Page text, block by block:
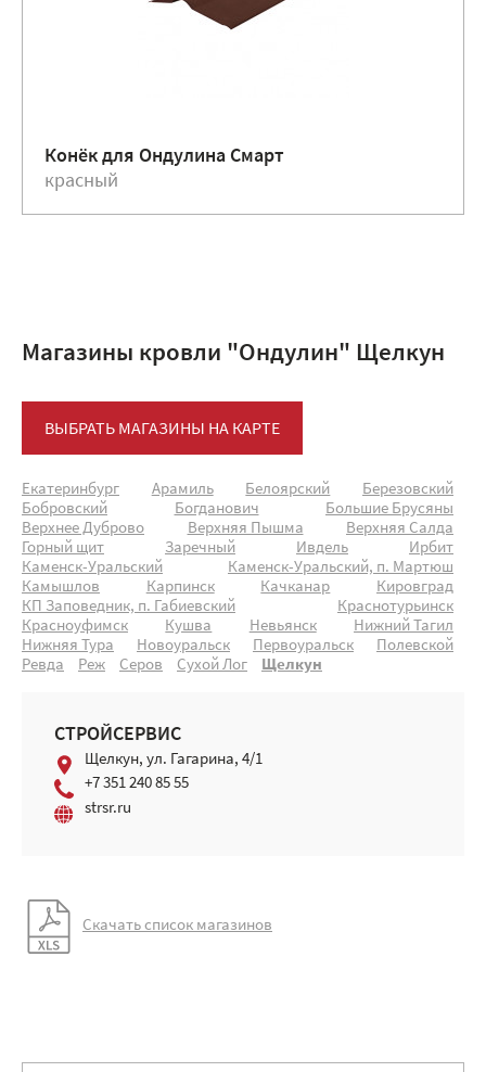
Конёк для Ондулина Смарт
красный
Магазины кровли "Ондулин" Щелкун
ВЫБРАТЬ МАГАЗИНЫ НА КАРТЕ
Екатеринбург Арамиль Белоярский
Березовский
Бобровский
Богданович
Большие Брусяны
Верхнее Дуброво
Верхняя Пышма
Верхняя Салда
Горный щит
Заречный Ивдель
Ирбит
Каменск-Уральский
Каменск-Уральский, п. Мартюш
Камышлов
Карпинск Качканар
Кировград
КП Заповедник, п. Габиевский
Краснотурьинск
Красноуфимск
Кушва Невьянск
Нижний Тагил
Нижняя Тура
Новоуральск Первоуральск
Полевской
Ревда
Реж Серов Сухой Лог Щелкун
СТРОЙСЕРВИС
Щелкун, ул. Гагарина, 4/1
+7 351 240 85 55
strsr.ru
Скачать список магазинов